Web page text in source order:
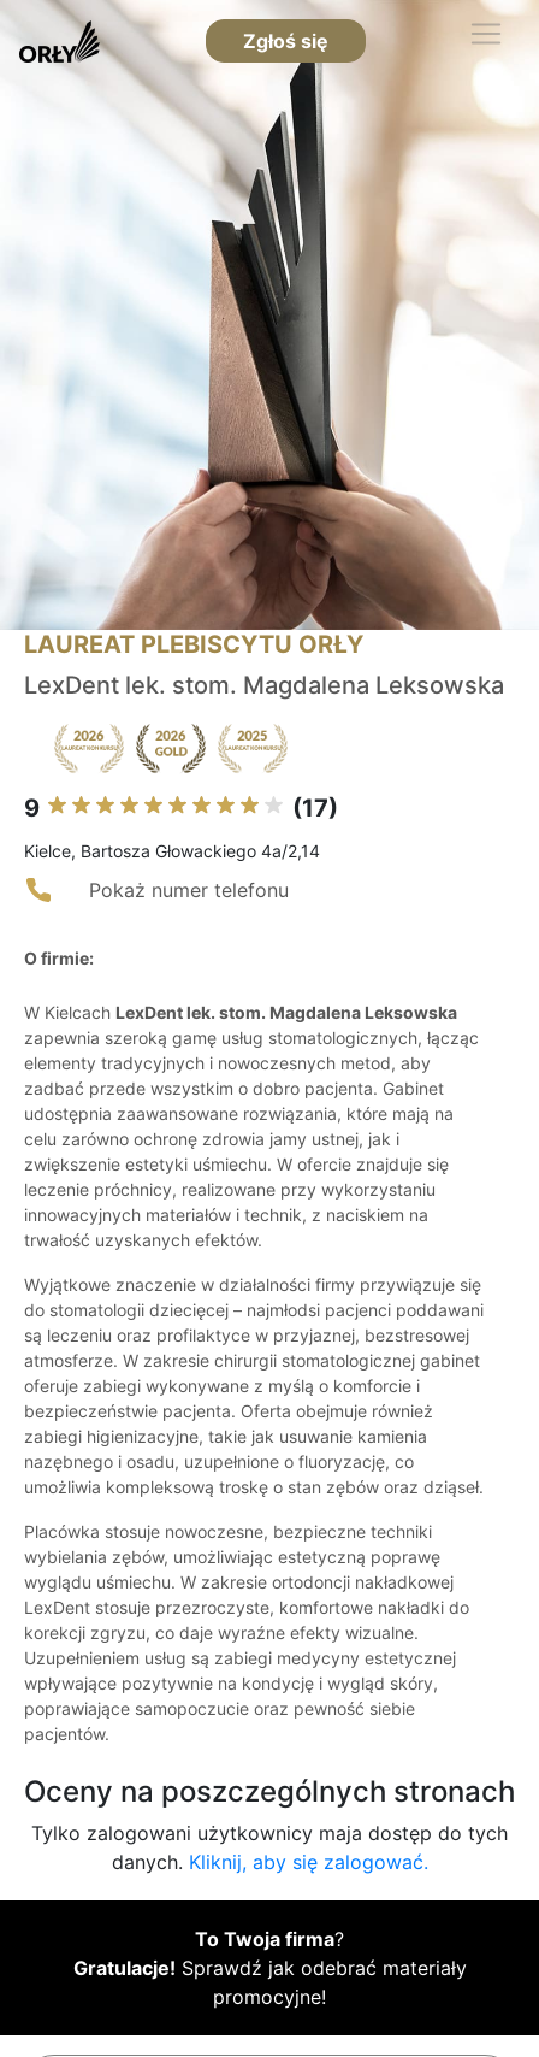
Zgłoś się
LAUREAT PLEBISCYTU ORŁY
LexDent lek. stom. Magdalena Leksowska
9 (17)
Kielce, Bartosza Głowackiego 4a/2,14
Pokaż numer telefonu
O firmie:
W Kielcach LexDent lek. stom. Magdalena Leksowska
zapewnia szeroką gamę usług stomatologicznych, łącząc
elementy tradycyjnych i nowoczesnych metod, aby
zadbać przede wszystkim o dobro pacjenta. Gabinet
udostępnia zaawansowane rozwiązania, które mają na
celu zarówno ochronę zdrowia jamy ustnej, jak i
zwiększenie estetyki uśmiechu. W ofercie znajduje się
leczenie próchnicy, realizowane przy wykorzystaniu
innowacyjnych materiałów i technik, z naciskiem na
trwałość uzyskanych efektów.
Wyjątkowe znaczenie w działalności firmy przywiązuje się
do stomatologii dziecięcej – najmłodsi pacjenci poddawani
są leczeniu oraz profilaktyce w przyjaznej, bezstresowej
atmosferze. W zakresie chirurgii stomatologicznej gabinet
oferuje zabiegi wykonywane z myślą o komforcie i
bezpieczeństwie pacjenta. Oferta obejmuje również
zabiegi higienizacyjne, takie jak usuwanie kamienia
nazębnego i osadu, uzupełnione o fluoryzację, co
umożliwia kompleksową troskę o stan zębów oraz dziąseł.
Placówka stosuje nowoczesne, bezpieczne techniki
wybielania zębów, umożliwiając estetyczną poprawę
wyglądu uśmiechu. W zakresie ortodoncji nakładkowej
LexDent stosuje przezroczyste, komfortowe nakładki do
korekcji zgryzu, co daje wyraźne efekty wizualne.
Uzupełnieniem usług są zabiegi medycyny estetycznej
wpływające pozytywnie na kondycję i wygląd skóry,
poprawiające samopoczucie oraz pewność siebie
pacjentów.
Oceny na poszczególnych stronach
Tylko zalogowani użytkownicy maja dostęp do tych
danych. Kliknij, aby się zalogować.
To Twoja firma?
Gratulacje! Sprawdź jak odebrać materiały
promocyjne!